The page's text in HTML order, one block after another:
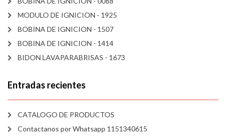
MODULO DE IGNICION - 1925
BOBINA DE IGNICION - 1507
BOBINA DE IGNICION - 1414
BIDON LAVAPARABRISAS - 1673
Entradas recientes
CATALOGO DE PRODUCTOS
Contactanos por Whatsapp 1151340615